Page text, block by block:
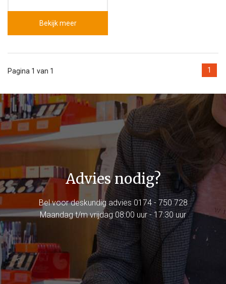
Bekijk meer
Pagina 1 van 1 1
Advies nodig?
Bel voor deskundig advies0174 - 750 728
Maandag t/m vrijdag 08:00 uur - 17:30 uur